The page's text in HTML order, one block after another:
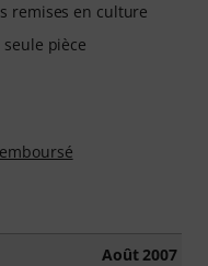
remises en culture
pièce
Août 2007